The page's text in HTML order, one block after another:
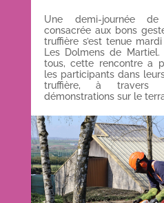
Une demi-journée
consacrée aux bons
truffière s’est tenue
Les Dolmens de
tous, cette rencontre a
les participants dans
truffière, à travers
démonstrations sur le